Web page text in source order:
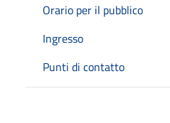
Orario per il pubblico
Ingresso
Punti di contatto